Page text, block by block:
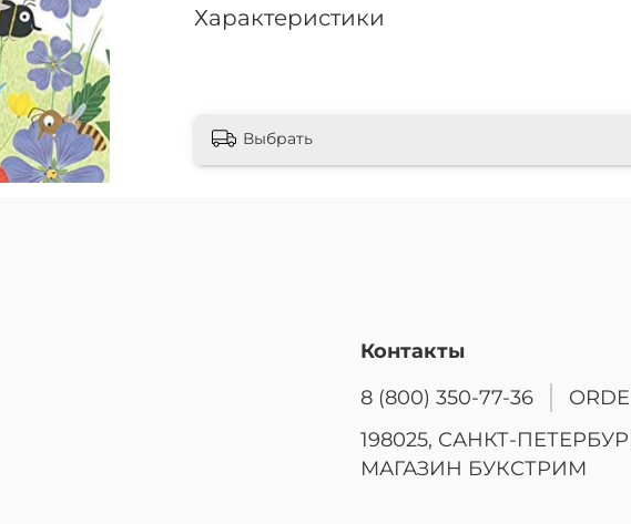
Характеристики
Выбрать
Контакты
8 (800) 350-77-36
198025, САНКТ-
МАГАЗИН БУКСТРИМ